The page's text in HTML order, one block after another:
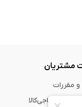
مشتریان
و مقررات
خرید از خاجی‌کالا